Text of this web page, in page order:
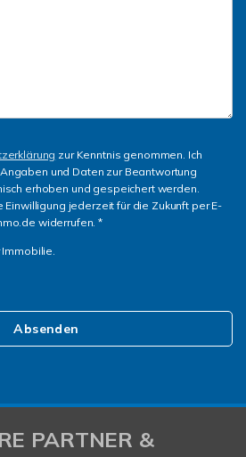
zur Kenntnis genommen. Ich
und Daten zur Beantwortung
erhoben und gespeichert werden.
Einwilligung jederzeit für die Zukunft per E-
widerrufen. *
Immobilie.
Absenden
PARTNER &